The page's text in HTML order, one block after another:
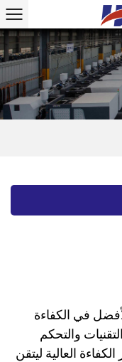
في الكفاءة
والتحكم
العالية ليتقن